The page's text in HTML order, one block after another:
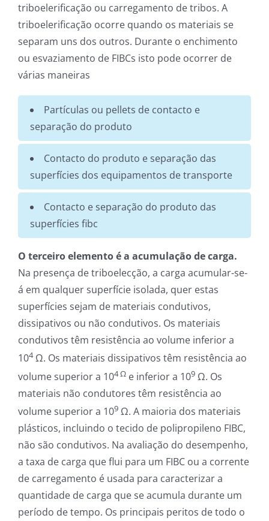
triboelerificação ou carregamento de tribos. A
triboelerificação ocorre quando os materiais se
separam uns dos outros. Durante o enchimento
ou esvaziamento de FIBCs isto pode ocorrer de
várias maneiras
Partículas ou pellets de contacto e
separação do produto
Contacto do produto e separação das
superfícies dos equipamentos de transporte
Contacto e separação do produto das
superfícies fibc
O terceiro elemento é a acumulação de carga.
Na presença de triboelecção, a carga acumular-se-
á em qualquer superfície isolada, quer estas
superfícies sejam de materiais condutivos,
dissipativos ou não condutivos. Os materiais
condutivos têm resistência ao volume inferior a
104Ω. Os materiais dissipativos têm resistência ao
volume superior a 104 Ω e inferior a 109 Ω. Os
materiais não condutores têm resistência ao
volume superior a 109 Ω. A maioria dos materiais
plásticos, incluindo o tecido de polipropileno FIBC,
não são condutivos. Na avaliação do desempenho,
a taxa de carga que flui para um FIBC ou a corrente
de carregamento é usada para caracterizar a
quantidade de carga que se acumula durante um
período de tempo. Os principais peritos de todo o